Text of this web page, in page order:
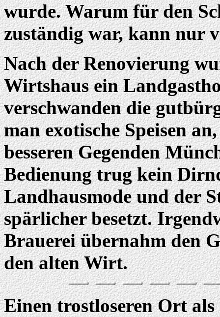
wurde. Warum für den
zuständig war, kann nur
Nach der Renovierung
Wirtshaus ein
verschwanden die
man exotische Speisen
besseren Gegenden
Bedienung trug kein
Landhausmode und der
spärlicher besetzt.
Brauerei übernahm den
den alten Wirt.
Einen trostloseren Ort